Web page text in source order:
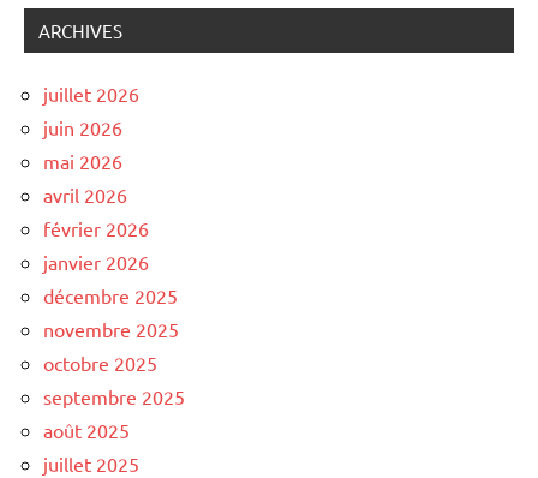
ARCHIVES
juillet 2026
juin 2026
mai 2026
avril 2026
février 2026
janvier 2026
décembre 2025
novembre 2025
octobre 2025
septembre 2025
août 2025
juillet 2025